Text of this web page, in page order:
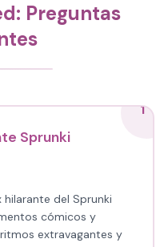
Preguntas
1
Sprunki
hilarante del Sprunki
cómicos y
extravagantes y